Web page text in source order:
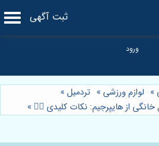
ثبت آگهی
» لوازم ورزشی » تردمیل»
از هایپرجیم: نکات کلیدی 🏃‍♂️ »